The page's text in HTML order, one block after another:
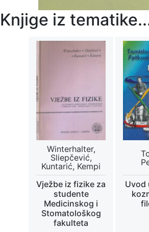
Knjige iz
Winterhalter,
Sliepčević,
Kuntarić, Kempi
Vježbe iz fizike za
studente
Medicinskog i
Stomatološkog
fakulteta
Uvod